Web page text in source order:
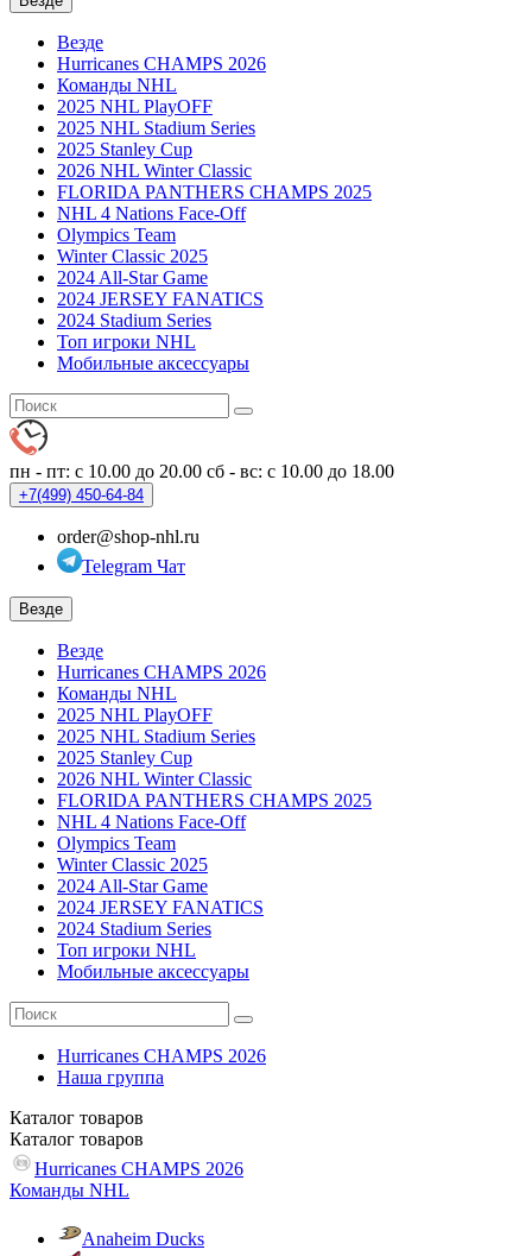
Везде
Hurricanes CHAMPS 2026
Команды NHL
2025 NHL PlayOFF
2025 NHL Stadium Series
2025 Stanley Cup
2026 NHL Winter Classic
FLORIDA PANTHERS CHAMPS 2025
NHL 4 Nations Face-Off
Olympics Team
Winter Classic 2025
2024 All-Star Game
2024 JERSEY FANATICS
2024 Stadium Series
Топ игроки NHL
Мобильные аксессуары
пн - пт: с 10.00 до 20.00 сб - вс: с 10.00 до 18.00
+7(499) 450-64-84
order@shop-nhl.ru
Telegram Чат
Везде
Везде
Hurricanes CHAMPS 2026
Команды NHL
2025 NHL PlayOFF
2025 NHL Stadium Series
2025 Stanley Cup
2026 NHL Winter Classic
FLORIDA PANTHERS CHAMPS 2025
NHL 4 Nations Face-Off
Olympics Team
Winter Classic 2025
2024 All-Star Game
2024 JERSEY FANATICS
2024 Stadium Series
Топ игроки NHL
Мобильные аксессуары
Hurricanes CHAMPS 2026
Наша группа
Каталог товаров
Каталог товаров
Hurricanes CHAMPS 2026
Команды NHL
Anaheim Ducks